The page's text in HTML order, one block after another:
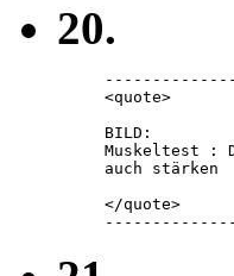
20.
<quote>
BILD:
Muskeltest :
auch stärken
</quote>